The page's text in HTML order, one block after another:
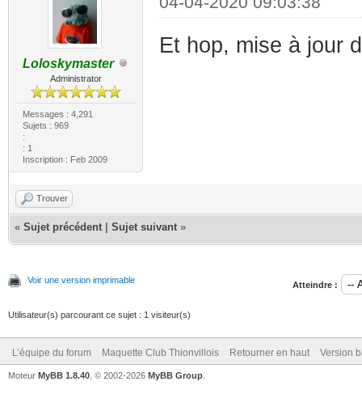
Loloskymaster
Administrator
Messages : 4,291
Sujets : 969
:
: 1
Inscription : Feb 2009
Et hop, mise à jour
Trouver
« Sujet précédent Sujet suivant »
Voir une version imprimable Atteindre :
Utilisateur(s) parcourant ce sujet : 1 visiteur(s)
L’équipe du forum Maquette Club Thionvillois Retourner en haut Version
Moteur MyBB 1.8.40 , © 2002-2026 MyBB Group